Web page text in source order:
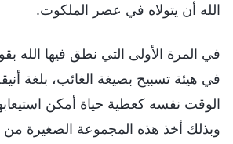
الله أن يتولاه في عصر الملكوت.
في المرة الأولى التي نطق فيها الله
في هيئة تسبيح بصيغة الغائب، بلغة
الوقت نفسه كعطية حياة أمكن
وبذلك أخذ هذه المجموعة الصغيرة من